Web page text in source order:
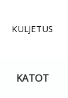
KULJETUS
KATOT